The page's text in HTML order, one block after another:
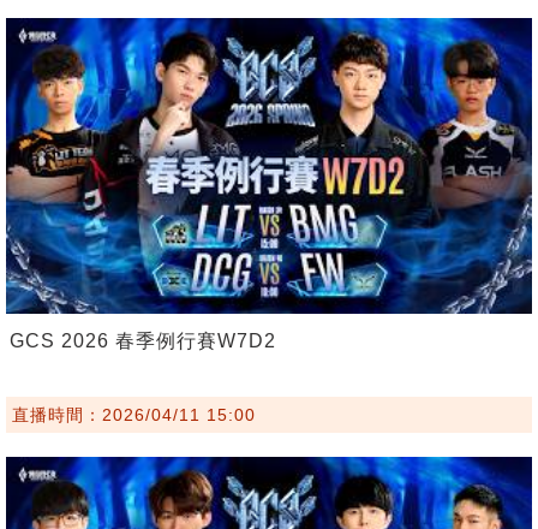
GCS 2026 春季例行賽W7D2
直播時間：2026/04/11 15:00